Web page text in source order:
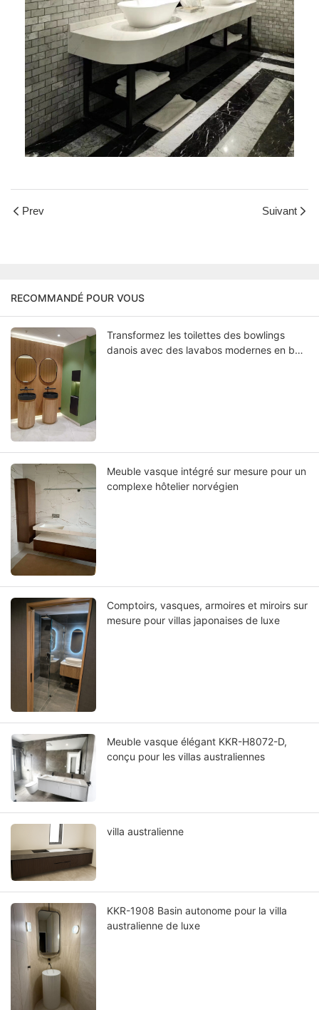
Prev Suivant
RECOMMANDÉ POUR VOUS
Transformez les toilettes des bowlings
danois avec des lavabos modernes en bois
Meuble vasque intégré sur mesure pour un
complexe hôtelier norvégien
Comptoirs, vasques, armoires et miroirs sur
mesure pour villas japonaises de luxe
Meuble vasque élégant KKR-H8072-D,
conçu pour les villas australiennes
villa australienne
KKR-1908 Basin autonome pour la villa
australienne de luxe